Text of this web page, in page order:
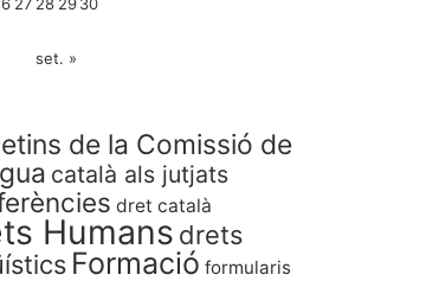
set. »
de la Comissió de
català als jutjats
dret català
Humans drets
Formació formularis